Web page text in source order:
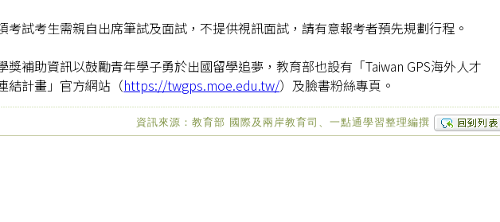
考試考生需親自出席筆試及面試，不提供視訊面試，請有意報考者預先規劃行程。
獎補助資訊以鼓勵青年學子勇於出國留學追夢，教育部也設有「Taiwan GPS海外人才
結計畫」官方網站（https://twgps.moe.edu.tw/）及臉書粉絲專頁。
資訊來源：教育部 國際及兩岸教育司、一點通學習整理編撰